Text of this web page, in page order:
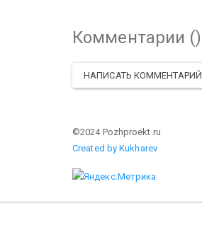
Комментарии ()
НАПИСАТЬ КОММЕНТАРИЙ
©2024 Pozhproekt.ru
Created by Kukharev